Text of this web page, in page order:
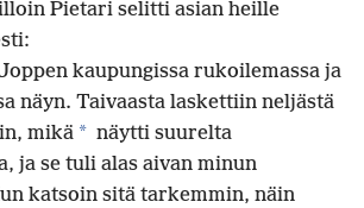
Pietari selitti asian heille
kaupungissa rukoilemassa ja
näyn. Taivaasta laskettiin neljästä
mikä * näytti suurelta
ja se tuli alas aivan minun
katsoin sitä tarkemmin, näin